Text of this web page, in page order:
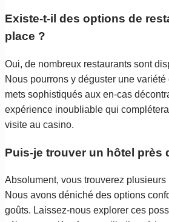
Existe-t-il des options de
place ?
Oui, de nombreux restaurants sont
Nous pourrons y déguster une
mets sophistiqués aux en-cas
expérience inoubliable qui
visite au casino.
Puis-je trouver un hôtel près
Absolument, vous trouverez plusieurs
Nous avons déniché des options
goûts. Laissez-nous explorer ces